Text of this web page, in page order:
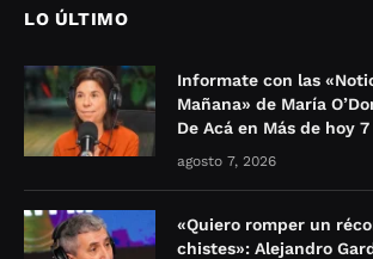
LO ÚLTIMO
Informate con las
Mañana» de María
De Acá en Más de hoy
agosto 7, 2026
«Quiero romper un
chistes»: Alejandro